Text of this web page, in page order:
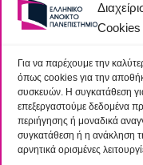
Cookies
Για να παρέχουμε την
όπως cookies για την
συσκευών. Η συγκατάθεση
επεξεργαστούμε δεδομένα
περιήγησης ή μοναδικά
συγκατάθεση ή η ανάκληση
αρνητικά ορισμένες
προτύπου ISO
και Δοκιμών.
Τόμος Δ΄:
Ο 4ος τόμος